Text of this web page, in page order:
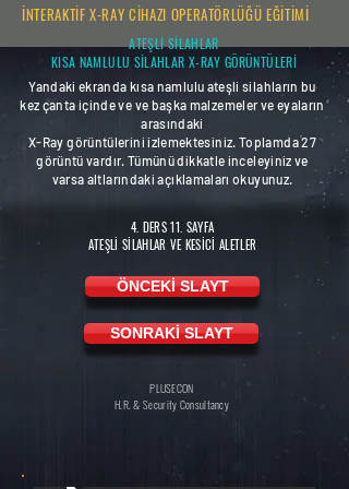
İNTERAKTİF X-RAY CİHAZI OPERATÖRLÜĞÜ EĞİTİMİ
ATEŞLİ SİLAHLAR
KISA NAMLULU SİLAHLAR X-RAY GÖRÜNTÜLERİ
Yandaki ekranda kısa namlulu ateşli silahların bu
kez çanta içinde ve ve başka malzemeler ve eyaların
arasındaki
X-Ray görüntülerini izlemektesiniz. Toplamda 27
görüntü vardır. Tümünü dikkatle inceleyiniz ve
varsa altlarındaki açıklamaları okuyunuz.
4. DERS 11. SAYFA
ATEŞLİ SİLAHLAR VE KESİCİ ALETLER
ÖNCEKİ SLAYT
SONRAKİ SLAYT
PLUSECON
H.R. & Security Consultancy